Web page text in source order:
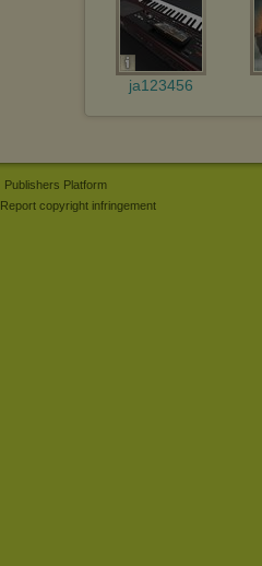
ja123456
Publishers Platform
Report copyright infringement